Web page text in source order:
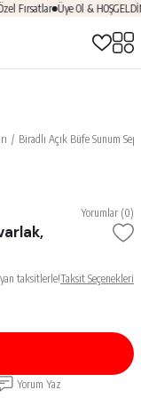
Fırsatlar Üye Ol &
Biradlı Açık Büfe Sunum
Yorumlar (0)
taksitlerle!Taksit Seçenekleri
Yorum Yaz